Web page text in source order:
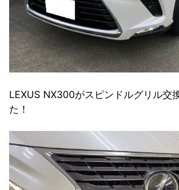
LEXUS NX300がスピンドルグリル交
た！